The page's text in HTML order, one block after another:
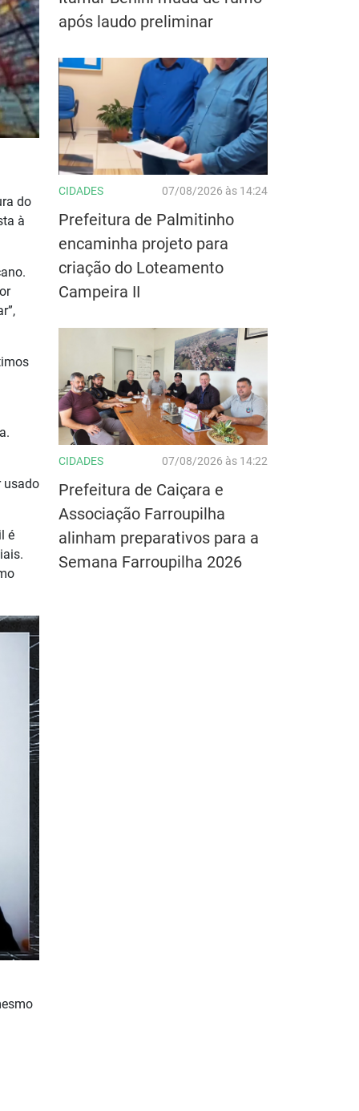
do
à
usado
é
após laudo preliminar
CIDADES 07/08/2026 às 14:24
Prefeitura de Palmitinho
encaminha projeto para
criação do Loteamento
Campeira II
CIDADES 07/08/2026 às 14:22
Prefeitura de Caiçara e
Associação Farroupilha
alinham preparativos para a
Semana Farroupilha 2026